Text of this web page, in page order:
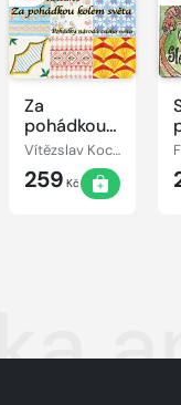
Za
pohádkou
kolem
světa
Vítězslav Kocourek
259 Kč